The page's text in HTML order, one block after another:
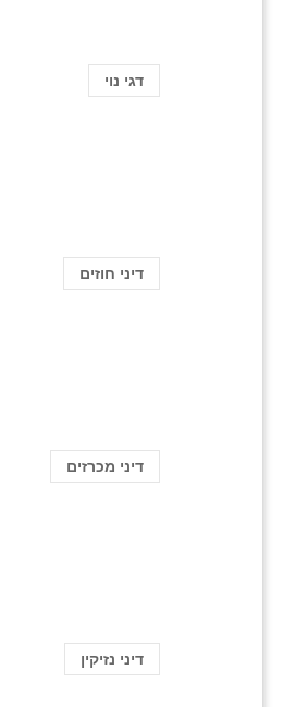
דגי נוי
דיני חוזים
דיני מכרזים
דיני נזיקין